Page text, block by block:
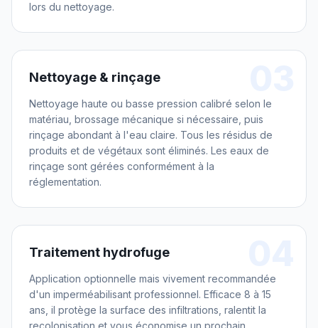
lors du nettoyage.
Nettoyage & rinçage
Nettoyage haute ou basse pression calibré selon le
matériau, brossage mécanique si nécessaire, puis
rinçage abondant à l'eau claire. Tous les résidus de
produits et de végétaux sont éliminés. Les eaux de
rinçage sont gérées conformément à la
réglementation.
Traitement hydrofuge
Application optionnelle mais vivement recommandée
d'un imperméabilisant professionnel. Efficace 8 à 15
ans, il protège la surface des infiltrations, ralentit la
recolonisation et vous économise un prochain